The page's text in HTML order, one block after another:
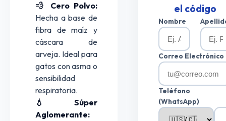
💨 Cero Polvo:
Hecha a base de
fibra de maíz y
cáscara de
arveja. Ideal para
gatos con asma o
sensibilidad
respiratoria.
💧 Súper
Aglomerante:
el código
Nombre
Correo Electrónico
Teléfono
(WhatsApp)